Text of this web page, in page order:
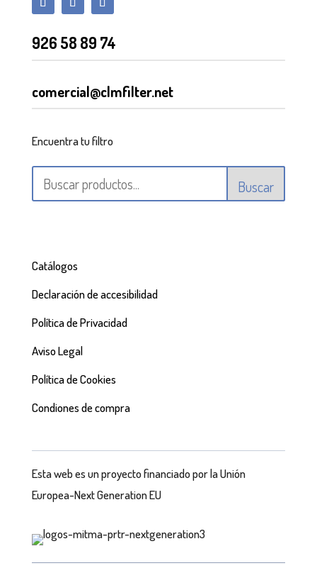
926 58 89 74
comercial@clmfilter.net
Encuentra tu filtro
Buscar
Catálogos
Declaración de accesibilidad
Política de Privacidad
Aviso Legal
Política de Cookies
Condiones de compra
Esta web es un proyecto financiado por la Unión
Europea-Next Generation EU